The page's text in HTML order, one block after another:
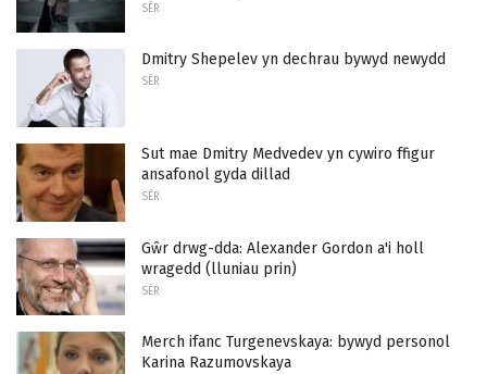
SÊR
Dmitry Shepelev yn dechrau bywyd newydd
SÊR
Sut mae Dmitry Medvedev yn cywiro ffigur
ansafonol gyda dillad
SÊR
Gŵr drwg-dda: Alexander Gordon a'i holl
wragedd (lluniau prin)
SÊR
Merch ifanc Turgenevskaya: bywyd personol
Karina Razumovskaya